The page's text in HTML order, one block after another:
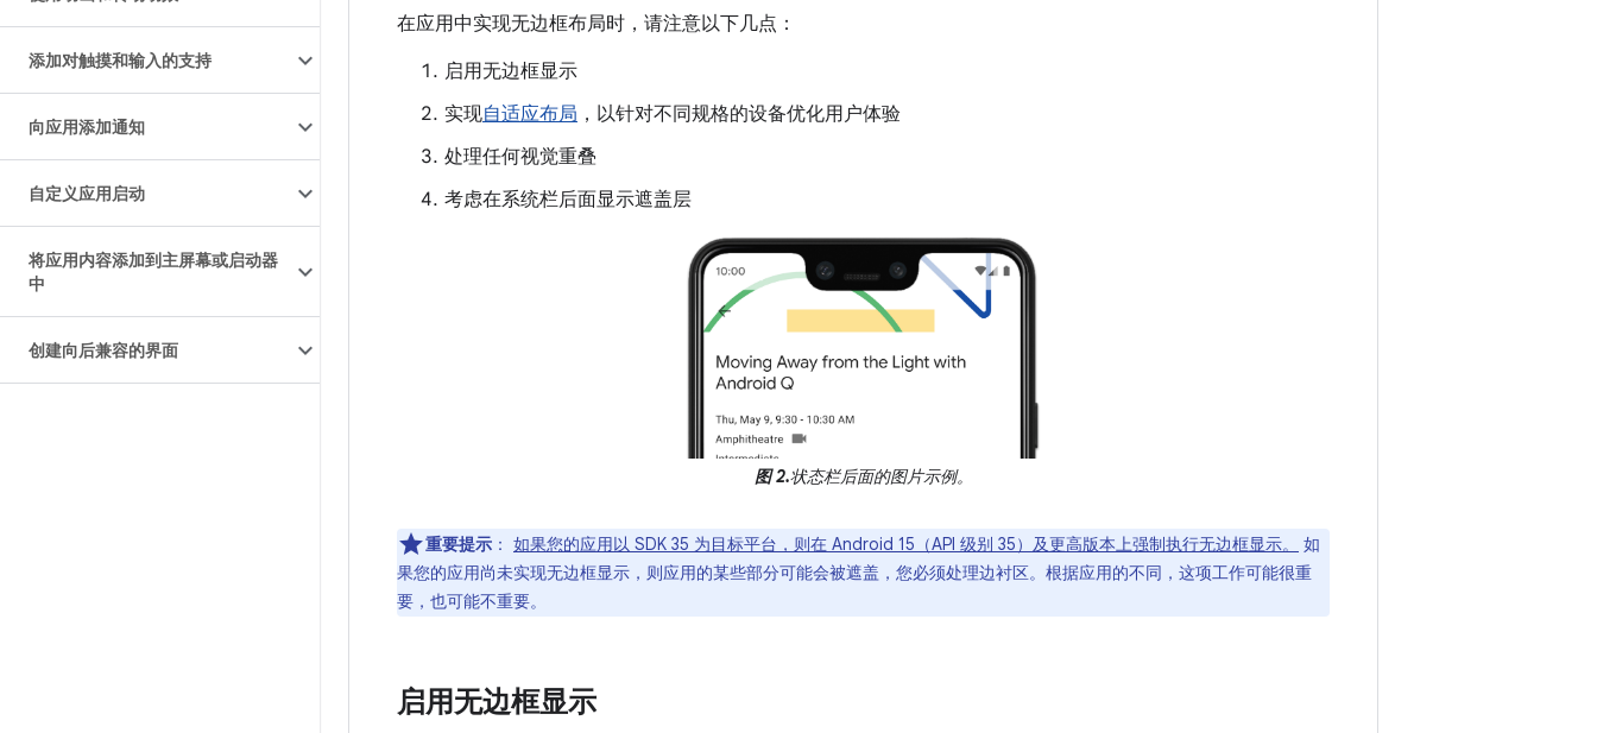
添加对触摸和输入的支持
向应用添加通知
自定义应用启动
将应用内容添加到主屏幕或启动器
中
创建向后兼容的界面
在应用中实现无边框布局时，请注意以下几点：
启用无边框显示
实现自适应布局 ，以针对不同规格的设备优化用户体验
处理任何视觉重叠
考虑在系统栏后面显示遮盖层
图 2.状态栏后面的图片示例。
重要提示 ： 如果您的应用以 SDK 35 为目标平台，则在 Android 15（API 级别 35）及更高版本上强制执行无边框显示。
如
果您的应用尚未实现无边框显示，则应用的某些部分可能会被遮盖，您必须处理边衬区。根据应用的不同，这项工作可能很重
要，也可能不重要。
启用无边框显示